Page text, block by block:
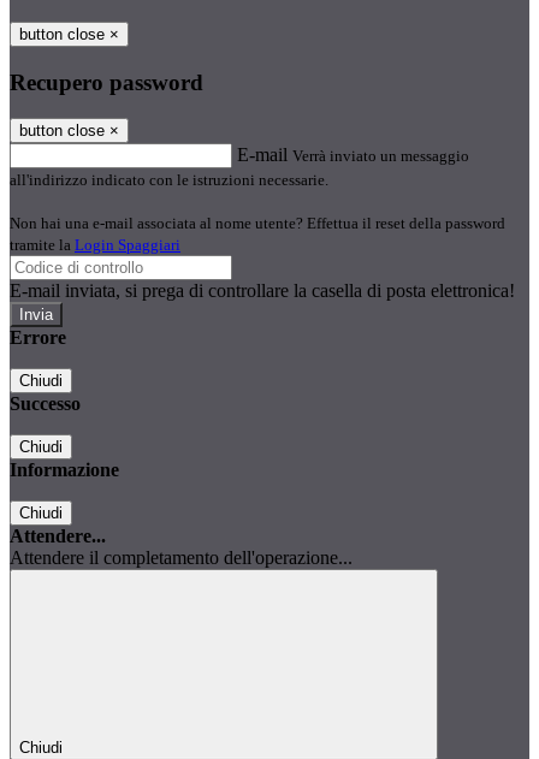
button close ×
Recupero password
button close ×
E-mail Verrà inviato un messaggio
all'indirizzo indicato con le istruzioni necessarie.
Non hai una e-mail associata al nome utente? Effettua il reset della password
tramite la Login Spaggiari
E-mail inviata, si prega di controllare la casella di posta elettronica!
Errore
Chiudi
Successo
Chiudi
Informazione
Chiudi
Attendere...
Attendere il completamento dell'operazione...
Chiudi